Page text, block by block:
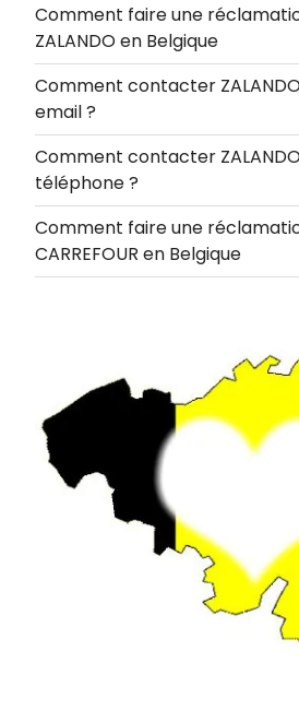
Comment faire une
ZALANDO en Belgique
Comment contacter
email ?
Comment contacter
téléphone ?
Comment faire une
CARREFOUR en Belgique